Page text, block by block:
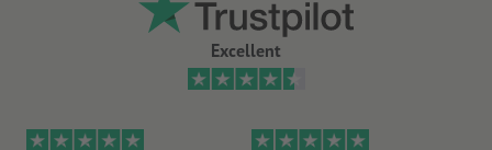
Excellent